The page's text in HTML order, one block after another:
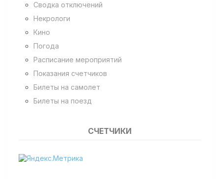
Сводка отключений
Некрологи
Кино
Погода
Расписание мероприятий
Показания счетчиков
Билеты на самолет
Билеты на поезд
СЧЕТЧИКИ